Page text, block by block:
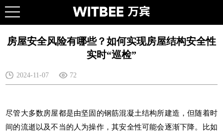
房屋安全风险有哪些？如何实现房屋结构安全性
实时“巡检”
2024-11-07 72
尽管大多数房屋都是由坚固的钢筋混凝土结构所建造，但随着时
间的流逝以及不当的人为操作，其安全性可能会逐渐下降。比如